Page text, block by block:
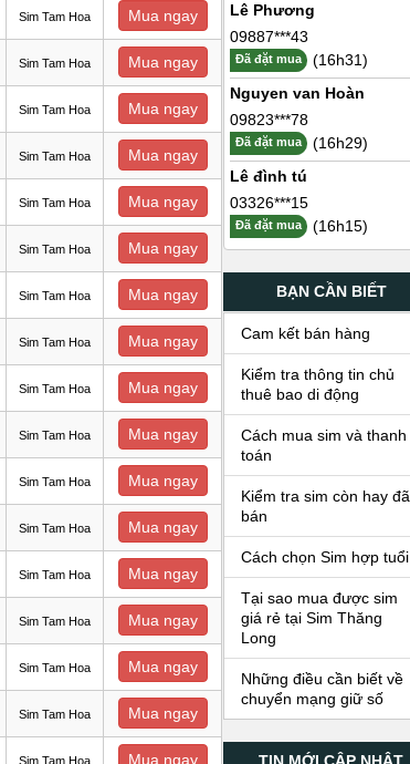
Sim Tam Hoa Mua ngay
Sim Tam Hoa Mua ngay
Sim Tam Hoa Mua ngay
Sim Tam Hoa Mua ngay
Sim Tam Hoa Mua ngay
Sim Tam Hoa Mua ngay
Sim Tam Hoa Mua ngay
Sim Tam Hoa Mua ngay
Sim Tam Hoa Mua ngay
Sim Tam Hoa Mua ngay
Sim Tam Hoa Mua ngay
Sim Tam Hoa Mua ngay
Sim Tam Hoa Mua ngay
Sim Tam Hoa Mua ngay
Sim Tam Hoa Mua ngay
Sim Tam Hoa Mua ngay
Sim Tam Hoa Mua ngay
Lê Phương
09887***43
Đã đặt mua
(16h31)
Nguyen van Hoàn
09823***78
Đã đặt mua
(16h29)
Lê đình tú
03326***15
Đã đặt mua (16h15)
BẠN CẦN BIẾT
Cam kết bán hàng
Kiểm tra thông tin chủ
thuê bao di động
Cách mua sim và thanh
toán
Kiểm tra sim còn hay đã
bán
Cách chọn Sim hợp tuổi
Tại sao mua được sim
giá rẻ tại Sim Thăng
Long
Những điều cần biết về
chuyển mạng giữ số